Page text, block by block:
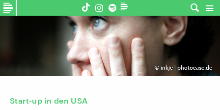
© inkje | photocase.de
Start-up in den USA